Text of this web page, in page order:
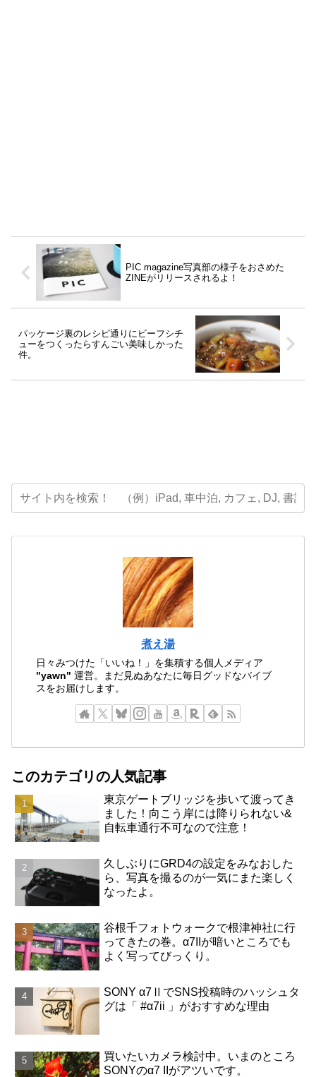
PIC magazine写真部の様子をおさめた
ZINEがリリースされるよ！
パッケージ裏のレシピ通りにビーフシチ
ューをつくったらすんごい美味しかった
件。
煮え湯
日々みつけた「いいね！」を集積する個人メディア
"yawn" 運営。まだ見ぬあなたに毎日グッドなバイブ
スをお届けします。
このカテゴリの人気記事
東京ゲートブリッジを歩いて渡ってき
ました！向こう岸には降りられない&
自転車通行不可なので注意！
久しぶりにGRD4の設定をみなおした
ら、写真を撮るのが一気にまた楽しく
なったよ。
谷根千フォトウォークで根津神社に行
ってきたの巻。α7IIが暗いところでも
よく写ってびっくり。
SONY α7ⅡでSNS投稿時のハッシュタ
グは「 #α7ii 」がおすすめな理由
買いたいカメラ検討中。いまのところ
SONYのα7 IIがアツいです。